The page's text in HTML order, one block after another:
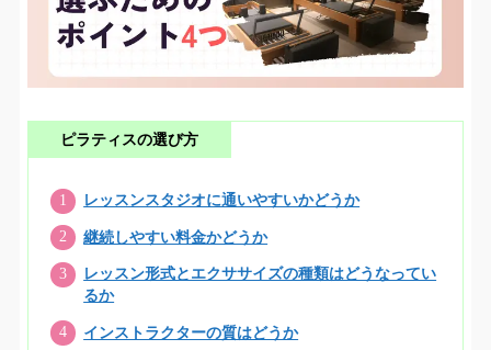
ピラティスの選び方
レッスンスタジオに通いやすいかどうか
継続しやすい料金かどうか
レッスン形式とエクササイズの種類はどうなってい
るか
インストラクターの質はどうか